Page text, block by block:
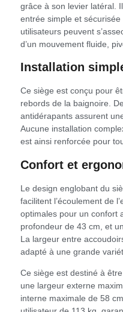
grâce à son levier latéral.
entrée simple et
utilisateurs peuvent
d’un mouvement fluide,
Installation
Ce siège est conçu pour
rebords de la baignoire.
antidérapants assurent
Aucune installation
est ainsi renforcée pour
Confort et
Le design englobant du
facilitent l’écoulement de
optimales pour un confort
profondeur de 43 cm, et
La largeur entre
adapté à une grande
Ce siège est destiné à
une largeur externe
interne maximale de 58